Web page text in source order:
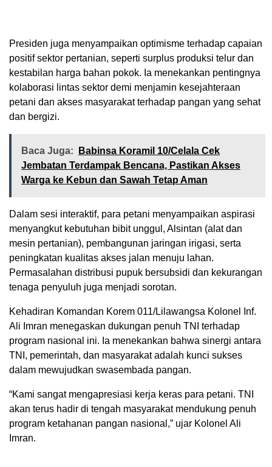
Presiden juga menyampaikan optimisme terhadap capaian
positif sektor pertanian, seperti surplus produksi telur dan
kestabilan harga bahan pokok. Ia menekankan pentingnya
kolaborasi lintas sektor demi menjamin kesejahteraan
petani dan akses masyarakat terhadap pangan yang sehat
dan bergizi.
Baca Juga:
‎Babinsa Koramil 10/Celala Cek
Jembatan Terdampak Bencana, Pastikan Akses
Warga ke Kebun dan Sawah Tetap Aman
Dalam sesi interaktif, para petani menyampaikan aspirasi
menyangkut kebutuhan bibit unggul, Alsintan (alat dan
mesin pertanian), pembangunan jaringan irigasi, serta
peningkatan kualitas akses jalan menuju lahan.
Permasalahan distribusi pupuk bersubsidi dan kekurangan
tenaga penyuluh juga menjadi sorotan.
Kehadiran Komandan Korem 011/Lilawangsa Kolonel Inf.
Ali Imran menegaskan dukungan penuh TNI terhadap
program nasional ini. Ia menekankan bahwa sinergi antara
TNI, pemerintah, dan masyarakat adalah kunci sukses
dalam mewujudkan swasembada pangan.
“Kami sangat mengapresiasi kerja keras para petani. TNI
akan terus hadir di tengah masyarakat mendukung penuh
program ketahanan pangan nasional,” ujar Kolonel Ali
Imran.